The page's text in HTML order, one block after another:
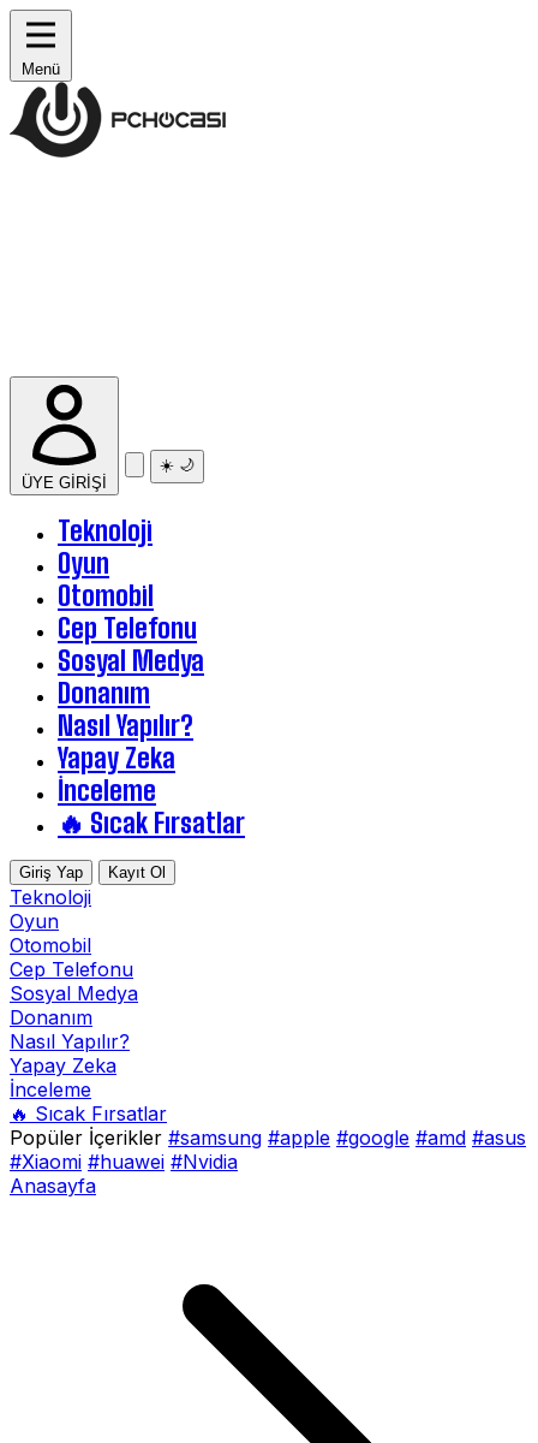
Menü
ÜYE GİRİŞİ
☀️ 🌙
Teknoloji
Oyun
Otomobil
Cep Telefonu
Sosyal Medya
Donanım
Nasıl Yapılır?
Yapay Zeka
İnceleme
🔥 Sıcak Fırsatlar
Giriş Yap Kayıt Ol
Teknoloji
Oyun
Otomobil
Cep Telefonu
Sosyal Medya
Donanım
Nasıl Yapılır?
Yapay Zeka
İnceleme
🔥 Sıcak Fırsatlar
Popüler İçerikler #samsung #apple #google #amd #asus
#Xiaomi #huawei #Nvidia
Anasayfa